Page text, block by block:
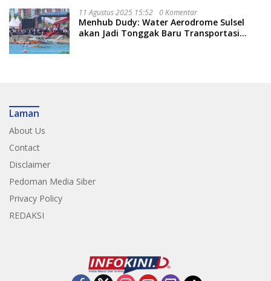
11 Agustus 2025 15:52 0 Komentar
Menhub Dudy: Water Aerodrome Sulsel
akan Jadi Tonggak Baru Transportasi
Laman
About Us
Contact
Disclaimer
Pedoman Media Siber
Privacy Policy
REDAKSI